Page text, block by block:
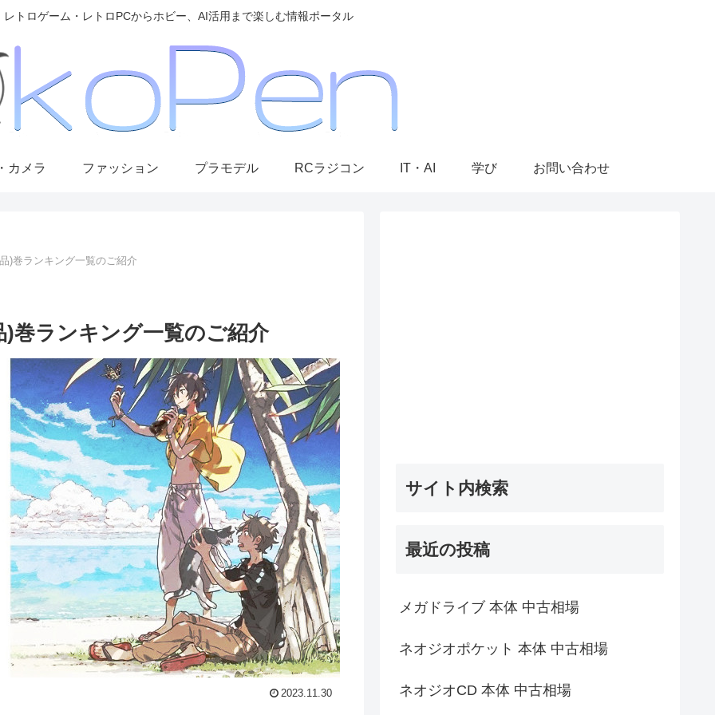
レトロゲーム・レトロPCからホビー、AI活用まで楽しむ情報ポータル
カメラ ファッション プラモデル RCラジコン IT・AI 学び お問い合わせ
)巻ランキング一覧のご紹介
巻ランキング一覧のご紹介
2023.11.30
サイト内検索
最近の投稿
メガドライブ 本体 中古相場
ネオジオポケット 本体 中古相場
ネオジオCD 本体 中古相場